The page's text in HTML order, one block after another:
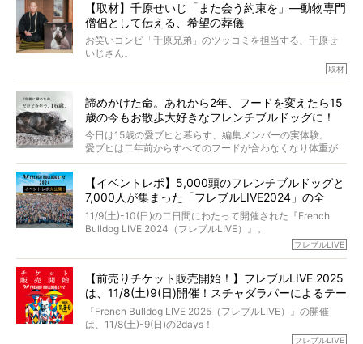
力をもつお笑い芸人「シークエンスはやとも」さんに、愛
犬の旅立ちや供養についてインタビュー。
インタビュアー兼対談相手は、大の犬好きで心霊分野の知
識にも長けているPELIさん。
「愛犬が旅立ったあと、ベッドやおもちゃはどうすればい
くれる？」
さらには、霊感がない人でも愛犬が成仏したことを知る方
法まで。
お笑い芸人だからこそ暗くなりすぎない、むしろ心がスッ
と軽くなる。
永久保存版のスペシャル対談です！
【取材】千原せいじ「また会う約束を」―動物専門
僧侶として伝える、希望の葬儀
お笑いコンビ「千原兄弟」のツッコミを担当する、千原せ
いじさん。
た。
僧侶としての名は「靖賢（せいけん）」。
当時54歳という年齢にして、なぜ動物専門僧侶という道を
選んだのか。
また、愛犬の旅立ちとどのように向き合うべきなのか。
た。
取材
諦めかけた命。あれから2年、フードを変えたら15
歳の今もお散歩大好きなフレンチブルドッグに！
今日は15歳の愛ブヒと暮らす、編集メンバーの実体験。
愛ブヒは二年前からすべてのフードが合わなくなり体重が
激減。検査をしても異常はなく「年齢のせいですね…」と言
もう諦めるしかないのかな…そんなとき、我が家に届いたの
が「THE fu-do(ザ・フード)」の試食品でした。
そして「THE fu-do(ザ・フード)」を食べつづけて二年、愛
ブヒは15歳になり、今も元気にお散歩をしています。
今回は、二年前の絶望から今までを包み隠さず、時系列で
【イベントレポ】5,000頭のフレンチブルドッグと
7,000人が集まった「フレブルLIVE2024」の全
貌！
11/9(土)-10(日)の二日間にわたって開催された『French
Bulldog LIVE 2024（フレブルLIVE）』。
今年はのべ5,000頭のフレンチブルドッグと7,000人のフレ
day1の司会はフレブルラバーのロッチさん。day2の音楽フ
ェスには世代ど真ん中のPUFFYが出演するなど、例年以上
に豪華なラインナップ。
北は北海道、南は鹿児島県から。全国のフレンチブルドッ
グが一堂に会した「フレブルLIVE2024」の模様を、詳しく
フレブルLIVE
【前売りチケット販売開始！】フレブルLIVE 2025
は、11/8(土)9(日)開催！スチャダラパーによるテー
マソング制作も決定
『French Bulldog LIVE 2025（フレブルLIVE）』の開催
は、11/8(土)-9(日)の2days！
お得な前売りチケット、いよいよ販売スタートです！フレブルLIVE